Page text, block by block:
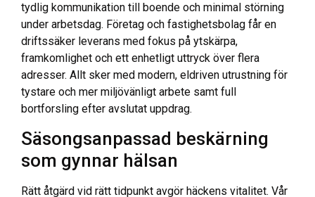
tydlig kommunikation till boende och minimal störning
under arbetsdag. Företag och fastighetsbolag får en
driftssäker leverans med fokus på ytskärpa,
framkomlighet och ett enhetligt uttryck över flera
adresser. Allt sker med modern, eldriven utrustning för
tystare och mer miljövänligt arbete samt full
bortforsling efter avslutat uppdrag.
Säsongsanpassad beskärning
som gynnar hälsan
Rätt åtgärd vid rätt tidpunkt avgör häckens vitalitet. Vår